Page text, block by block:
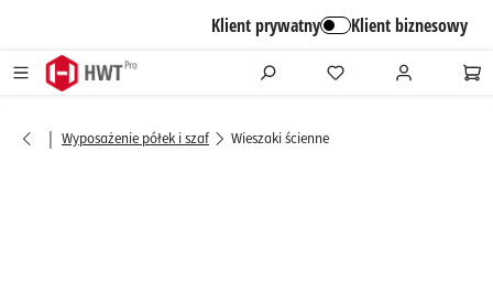
Klient prywatny Klient biznesowy
| Wyposażenie półek i szaf Wieszaki ścienne